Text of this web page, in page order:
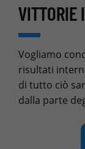
VITTORIE
Vogliamo
risultati
di tutto ciò
dalla parte